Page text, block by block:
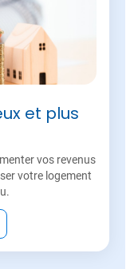
et plus
vos revenus
votre logement